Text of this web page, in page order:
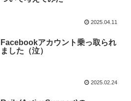
2025.04.11
Facebookアカウント乗っ取られ
ました（泣）
2025.02.24